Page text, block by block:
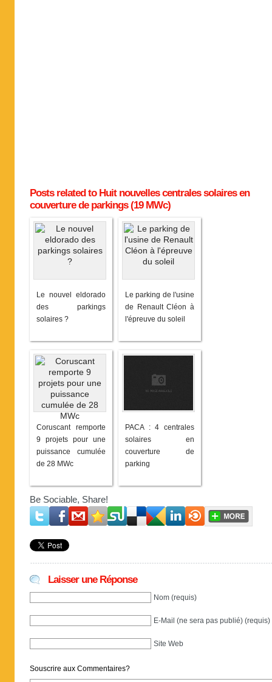
Posts related to Huit nouvelles centrales solaires en
couverture de parkings (19 MWc)
Le nouvel eldorado
des parkings
solaires ?
Le parking de l'usine
de Renault Cléon à
l'épreuve du soleil
Coruscant remporte
9 projets pour une
puissance cumulée
de 28 MWc
PACA : 4 centrales
solaires en
couverture de
parking
Be Sociable, Share!
Laisser une Réponse
Nom (requis)
E-Mail (ne sera pas publié) (requis)
Site Web
Souscrire aux Commentaires?